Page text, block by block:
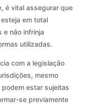
é vital assegurar que
em total
e não infrinja
utilizadas.
com a legislação
mesmo
estar sujeitas
se previamente